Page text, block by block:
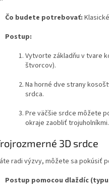
Čo budete potrebovať:
Postup:
Vytvorte základňu v tvare
štvorcov).
Na horné dve strany
srdca.
Pre väčšie srdce môžete
okraje zaobliť trojuholníkmi.
3D srdce
radi výzvy, môžete sa pokúsiť
Postup pomocou dlaždíc (typu